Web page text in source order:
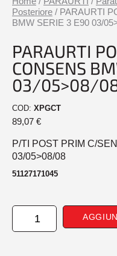
Posteriore / PARAURTI
BMW SERIE 3 E90 03/
PARAURTI
CONSENS
03/05>08/
COD: XPGCT
89,07 €
P/TI POST PRIM C/
03/05>08/08
51127171045
PARAURTI
POSTERIORE